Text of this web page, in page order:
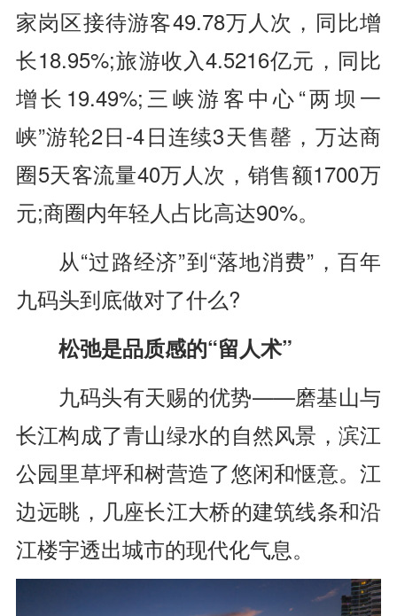
家岗区接待游客49.78万人次，同比增
长18.95%;旅游收入4.5216亿元，同比
增长19.49%;三峡游客中心“两坝一
峡”游轮2日-4日连续3天售罄，万达商
圈5天客流量40万人次，销售额1700万
元;商圈内年轻人占比高达90%。
从“过路经济”到“落地消费”，百年
九码头到底做对了什么?
松弛是品质感的“留人术”
九码头有天赐的优势——磨基山与
长江构成了青山绿水的自然风景，滨江
公园里草坪和树营造了悠闲和惬意。江
边远眺，几座长江大桥的建筑线条和沿
江楼宇透出城市的现代化气息。